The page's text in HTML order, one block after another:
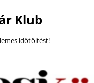
Klub
időtöltést!